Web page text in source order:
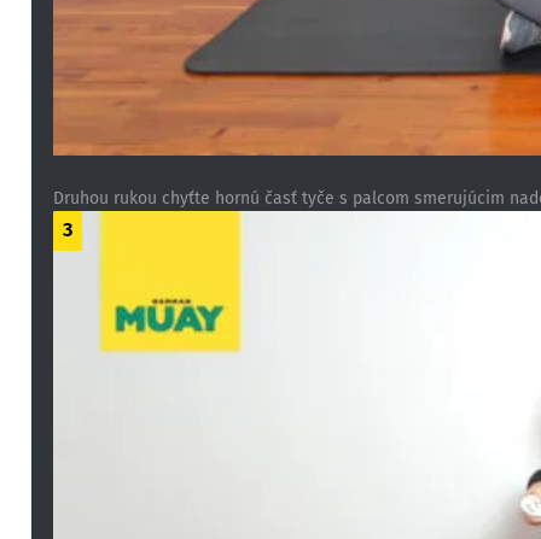
Druhou rukou chyťte hornú časť tyče s palcom smerujúcim
3